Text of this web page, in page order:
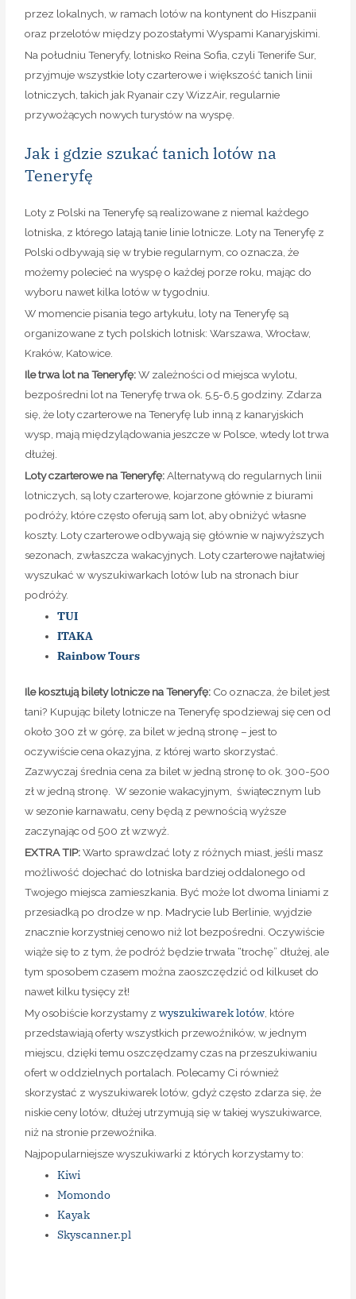
przez lokalnych, w ramach lotów na kontynent do Hiszpanii
oraz przelotów między pozostałymi Wyspami Kanaryjskimi.
Na południu Teneryfy, lotnisko Reina Sofia, czyli Tenerife Sur,
przyjmuje wszystkie loty czarterowe i większość tanich linii
lotniczych, takich jak Ryanair czy WizzAir, regularnie
przywożących nowych turystów na wyspę.
Jak i gdzie szukać tanich lotów na
Teneryfę
Loty z Polski na Teneryfę są realizowane z niemal każdego
lotniska, z którego latają tanie linie lotnicze. Loty na Teneryfę z
Polski odbywają się w trybie regularnym, co oznacza, że
możemy polecieć na wyspę o każdej porze roku, mając do
wyboru nawet kilka lotów w tygodniu.
W momencie pisania tego artykułu, loty na Teneryfę są
organizowane z tych polskich lotnisk: Warszawa, Wrocław,
Kraków, Katowice.
Ile trwa lot na Teneryfę:W zależności od miejsca wylotu,
bezpośredni lot na Teneryfę trwa ok. 5,5-6,5 godziny. Zdarza
się, że loty czarterowe na Teneryfę lub inną z kanaryjskich
wysp, mają międzylądowania jeszcze w Polsce, wtedy lot trwa
dłużej.
Loty czarterowe na Teneryfę:Alternatywą do regularnych linii
lotniczych, są loty czarterowe, kojarzone głównie z biurami
podróży, które często oferują sam lot, aby obniżyć własne
koszty. Loty czarterowe odbywają się głównie w najwyższych
sezonach, zwłaszcza wakacyjnych. Loty czarterowe najłatwiej
wyszukać w wyszukiwarkach lotów lub na stronach biur
podróży.
TUI
ITAKA
Rainbow Tours
Ile kosztują bilety lotnicze na Teneryfę: Co oznacza, że bilet jest
tani? Kupując bilety lotnicze na Teneryfę spodziewaj się cen od
około 300 zł w górę, za bilet w jedną stronę – jest to
oczywiście cena okazyjna, z której warto skorzystać.
Zazwyczaj średnia cena za bilet w jedną stronę to ok. 300-500
zł w jedną stronę. W sezonie wakacyjnym, świątecznym lub
w sezonie karnawału, ceny będą z pewnością wyższe
zaczynając od 500 zł wzwyż.
EXTRA TIP:Warto sprawdzać loty z różnych miast, jeśli masz
możliwość dojechać do lotniska bardziej oddalonego od
Twojego miejsca zamieszkania. Być może lot dwoma liniami z
przesiadką po drodze w np. Madrycie lub Berlinie, wyjdzie
znacznie korzystniej cenowo niż lot bezpośredni. Oczywiście
wiąże się to z tym, że podróż będzie trwała “trochę” dłużej, ale
tym sposobem czasem można zaoszczędzić od kilkuset do
nawet kilku tysięcy zł!
My osobiście korzystamy zwyszukiwarek lotów , które
przedstawiają oferty wszystkich przewoźników, w jednym
miejscu, dzięki temu oszczędzamy czas na przeszukiwaniu
ofert w oddzielnych portalach. Polecamy Ci również
skorzystać z wyszukiwarek lotów, gdyż często zdarza się, że
niskie ceny lotów, dłużej utrzymują się w takiej wyszukiwarce,
niż na stronie przewoźnika.
Najpopularniejsze wyszukiwarki z których korzystamy to:
Kiwi
Momondo
Kayak
Skyscanner.pl